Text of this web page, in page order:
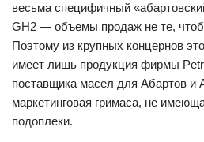
весьма специфичный
GH2 — объемы продаж не те,
Поэтому из крупных концернов
имеет лишь продукция фирмы
поставщика масел для Абартов и
маркетинговая гримаса, не
подоплеки.